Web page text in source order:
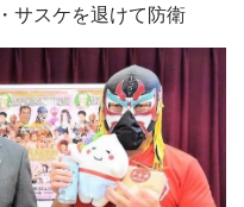
サスケを退けて防衛